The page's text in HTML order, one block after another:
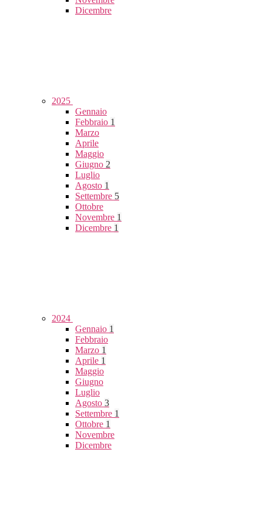
Dicembre
2025
Gennaio
Febbraio 1
Marzo
Aprile
Maggio
Giugno 2
Luglio
Agosto 1
Settembre 5
Ottobre
Novembre 1
Dicembre 1
2024
Gennaio 1
Febbraio
Marzo 1
Aprile 1
Maggio
Giugno
Luglio
Agosto 3
Settembre 1
Ottobre 1
Novembre
Dicembre